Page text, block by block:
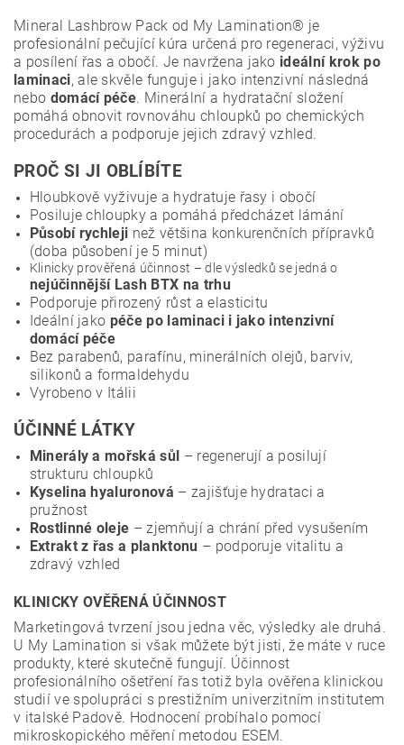
Mineral Lashbrow Pack od My Lamination® je
profesionální pečující kúra určená pro regeneraci, výživu
a posílení řas a obočí. Je navržena jako ideální krok po
laminaci, ale skvěle funguje i jako intenzivní následná
nebo domácí péče. Minerální a hydratační složení
pomáhá obnovit rovnováhu chloupků po chemických
procedurách a podporuje jejich zdravý vzhled.
PROČ SI JI OBLÍBÍTE
Hloubkově vyživuje a hydratuje řasy i obočí
Posiluje chloupky a pomáhá předcházet lámání
Působí rychleji než většina konkurenčních přípravků
(doba působení je 5 minut)
Klinicky prověřená účinnost – dle výsledků se jedná o
nejúčinnější Lash BTX na trhu
Podporuje přirozený růst a elasticitu
Ideální jako péče po laminaci i jako intenzivní
domácí péče
Bez parabenů, parafínu, minerálních olejů, barviv,
silikonů a formaldehydu
Vyrobeno v Itálii
ÚČINNÉ LÁTKY
Minerály a mořská sůl – regenerují a posilují
strukturu chloupků
Kyselina hyaluronová – zajišťuje hydrataci a
pružnost
Rostlinné oleje – zjemňují a chrání před vysušením
Extrakt z řas a planktonu – podporuje vitalitu a
zdravý vzhled
KLINICKY OVĚŘENÁ ÚČINNOST
Marketingová tvrzení jsou jedna věc, výsledky ale druhá.
U My Lamination si však můžete být jisti, že máte v ruce
produkty, které skutečně fungují. Účinnost
profesionálního ošetření řas totiž byla ověřena klinickou
studií ve spolupráci s prestižním univerzitním institutem
v italské Padově. Hodnocení probíhalo pomocí
mikroskopického měření metodou ESEM.